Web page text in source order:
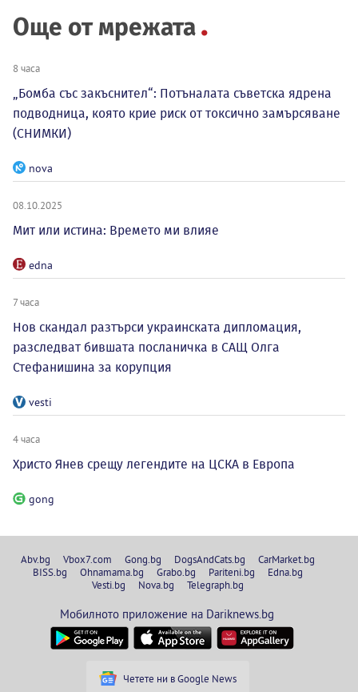
Още от мрежата
8 часа
„Бомба със закъснител“: Потъналата съветска ядрена
подводница, която крие риск от токсично замърсяване
(СНИМКИ)
nova
08.10.2025
Мит или истина: Времето ми влияе
edna
7 часа
Нов скандал разтърси украинската дипломация,
разследват бившата посланичка в САЩ Олга
Стефанишина за корупция
vesti
4 часа
Христо Янев срещу легендите на ЦСКА в Европа
gong
Abv.bg Vbox7.com Gong.bg DogsAndCats.bg
CarMarket.bg
BISS.bg
Ohnamama.bg Grabo.bg Pariteni.bg
Edna.bg
Vesti.bg
Nova.bg Telegraph.bg
Мобилното приложение на Dariknews.bg
Четете ни в Google News